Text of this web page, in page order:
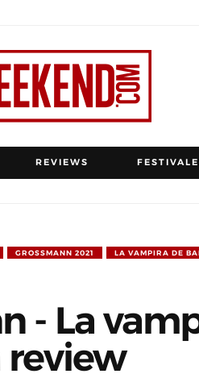
REVIEWS
GROSSMANN 2021 LA VAMPIRA DE
- La
review